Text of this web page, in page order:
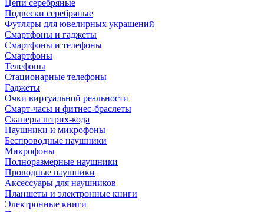
Цепи серебряные
Подвески серебряные
Футляры для ювелирных украшений
Смартфоны и гаджеты
Смартфоны и телефоны
Смартфоны
Телефоны
Стационарные телефоны
Гаджеты
Очки виртуальной реальности
Смарт-часы и фитнес-браслеты
Сканеры штрих-кода
Наушники и микрофоны
Беспроводные наушники
Микрофоны
Полноразмерные наушники
Проводные наушники
Аксессуары для наушников
Планшеты и электронные книги
Электронные книги